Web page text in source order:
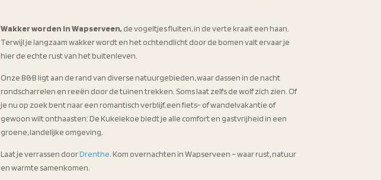
Wakker worden in Wapserveen, de vogeltjes fluiten, in de verte kraait een haan.
Terwijl je langzaam wakker wordt en het ochtendlicht door de bomen valt ervaar je
hier de echte rust van het buitenleven.
Onze B&B ligt aan de rand van diverse natuurgebieden, waar dassen in de nacht
rondscharrelen en reeën door de tuinen trekken. Soms laat zelfs de wolf zich zien. Of
je nu op zoek bent naar een romantisch verblijf, een fiets- of wandelvakantie of
gewoon wilt onthaasten: De Kukelekoe biedt je alle comfort en gastvrijheid in een
groene, landelijke omgeving.
Laat je verrassen doorDrenthe . Kom overnachten in Wapserveen – waar rust, natuur
en warmte samenkomen.